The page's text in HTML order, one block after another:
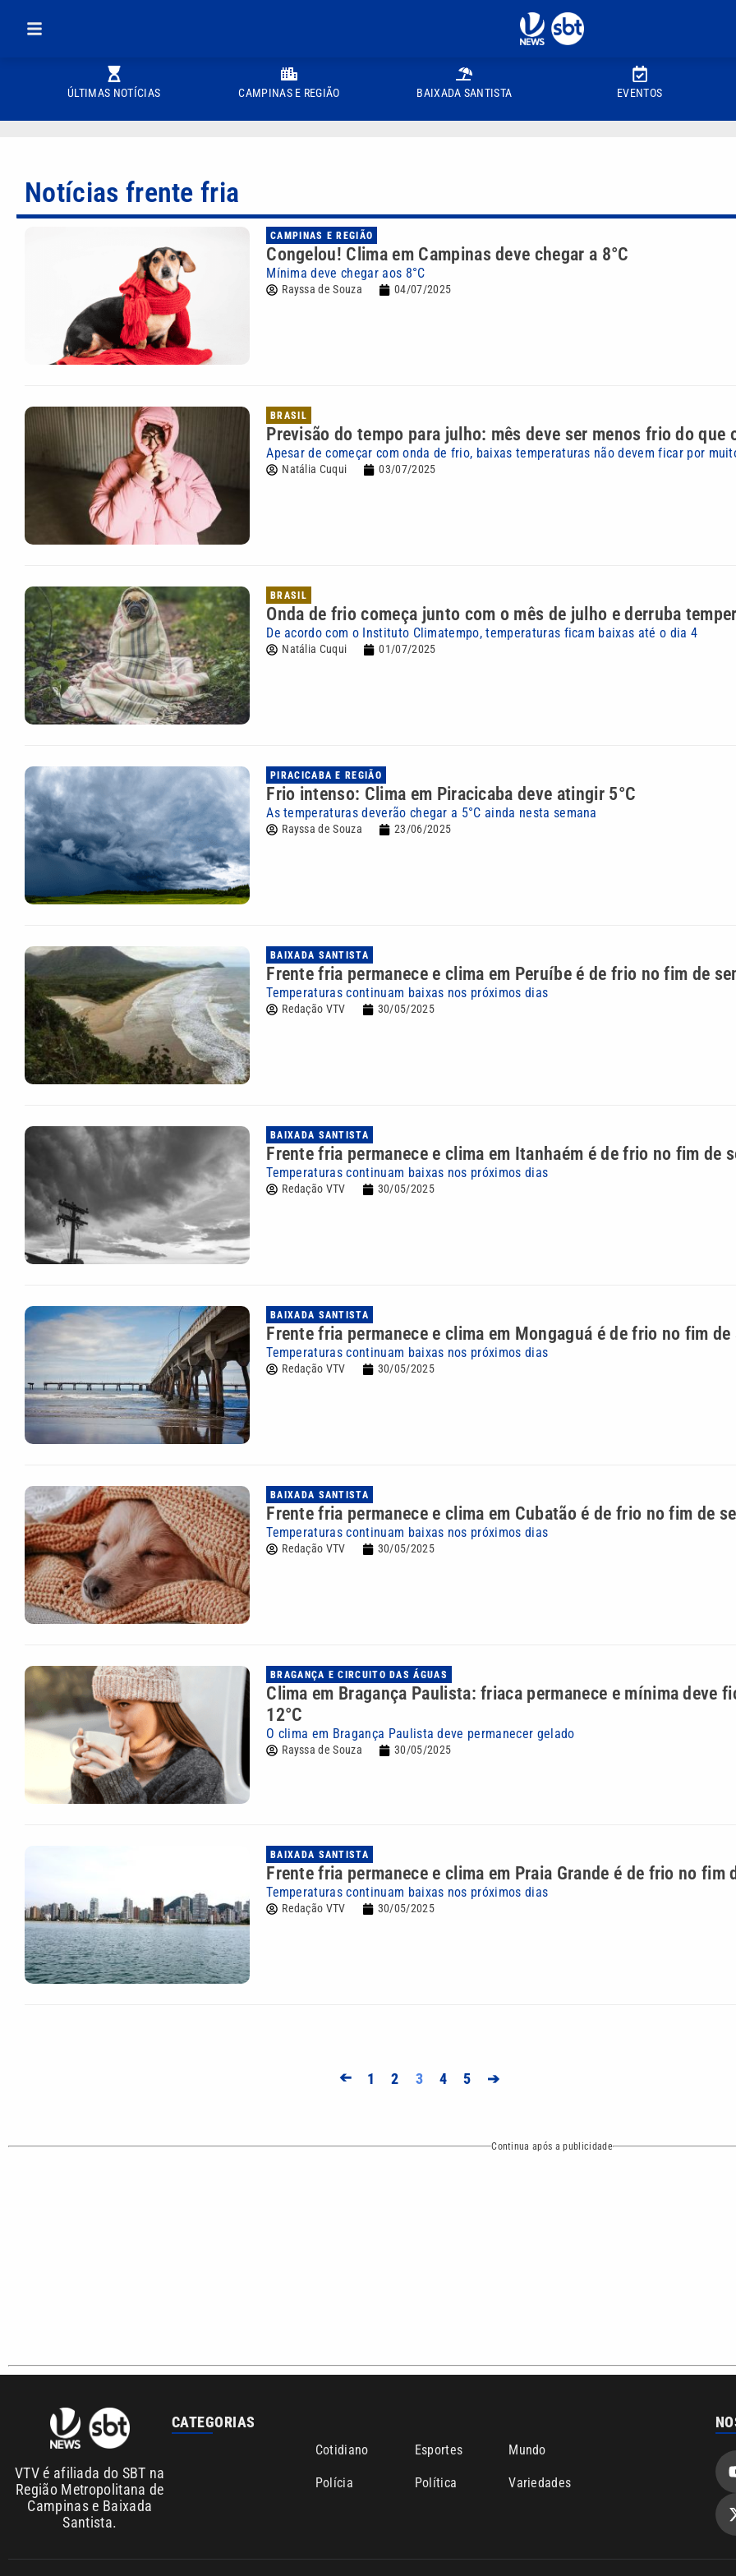
ÚLTIMAS NOTÍCIAS CAMPINAS E REGIÃO BAIXADA SANTISTA EVENTOS
Notícias frente fria
CAMPINAS E REGIÃO
Congelou! Clima em Campinas deve chegar a 8°C
Mínima deve chegar aos 8°C
Rayssa de Souza 04/07/2025
BRASIL
Previsão do tempo para julho: mês deve ser menos frio do que
Apesar de começar com onda de frio, baixas temperaturas não devem ficar por
Natália Cuqui 03/07/2025
BRASIL
Onda de frio começa junto com o mês de julho e derruba
De acordo com o Instituto Climatempo, temperaturas ficam baixas até o dia 4
Natália Cuqui 01/07/2025
PIRACICABA E REGIÃO
Frio intenso: Clima em Piracicaba deve atingir 5°C
As temperaturas deverão chegar a 5°C ainda nesta semana
Rayssa de Souza 23/06/2025
BAIXADA SANTISTA
Frente fria permanece e clima em Peruíbe é de frio no fim de
Temperaturas continuam baixas nos próximos dias
Redação VTV 30/05/2025
BAIXADA SANTISTA
Frente fria permanece e clima em Itanhaém é de frio no fim de
Temperaturas continuam baixas nos próximos dias
Redação VTV 30/05/2025
BAIXADA SANTISTA
Frente fria permanece e clima em Mongaguá é de frio no fim de
Temperaturas continuam baixas nos próximos dias
Redação VTV 30/05/2025
BAIXADA SANTISTA
Frente fria permanece e clima em Cubatão é de frio no fim de
Temperaturas continuam baixas nos próximos dias
Redação VTV 30/05/2025
BRAGANÇA E CIRCUITO DAS ÁGUAS
Clima em Bragança Paulista: friaca permanece e mínima deve
12°C
O clima em Bragança Paulista deve permanecer gelado
Rayssa de Souza 30/05/2025
BAIXADA SANTISTA
Frente fria permanece e clima em Praia Grande é de frio no fim
Temperaturas continuam baixas nos próximos dias
Redação VTV 30/05/2025
➔ 1 2 3 4 5 ➔
Continua após a publicidade
Sobre nós Anuncie agora com a emissora VTV SBT Área de cobertura que a VTV SBT acompanha: Entre em
Copyright © 2026. Todos os direitos reservados | Empresa de Comunicação PRM Ltda – CNPJ: 01.773.119.0001-60 Política de